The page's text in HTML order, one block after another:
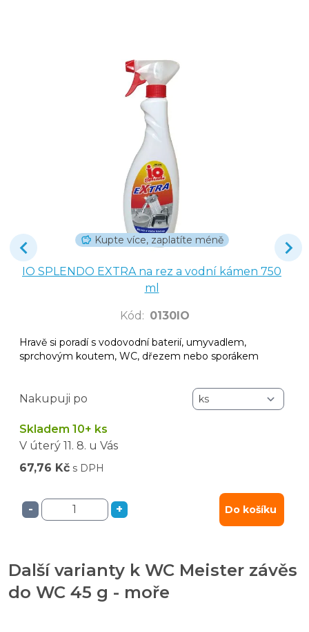
Kupte více, zaplatíte méně
IO SPLENDO EXTRA na rez a vodní kámen 750
ml
Kód : 0130IO
Hravě si poradí s vodovodní baterií, umyvadlem,
sprchovým koutem, WC, dřezem nebo sporákem
Nakupuji po
Skladem 10+ ks
V úterý 11. 8. u Vás
67,76 Kč s DPH
- + Do košíku
Další varianty k WC Meister závěs
do WC 45 g - moře